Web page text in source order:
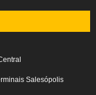
Salesópolis